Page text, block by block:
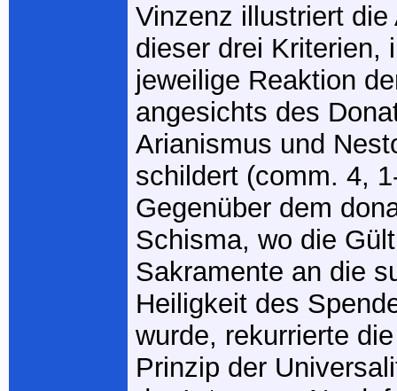
Vinzenz illustriert die
dieser drei Kriterien,
jeweilige Reaktion
angesichts des
Arianismus und
schildert (comm. 4,
Gegenüber dem
Schisma, wo die
Sakramente an die
Heiligkeit des
wurde, rekurrierte
Prinzip der